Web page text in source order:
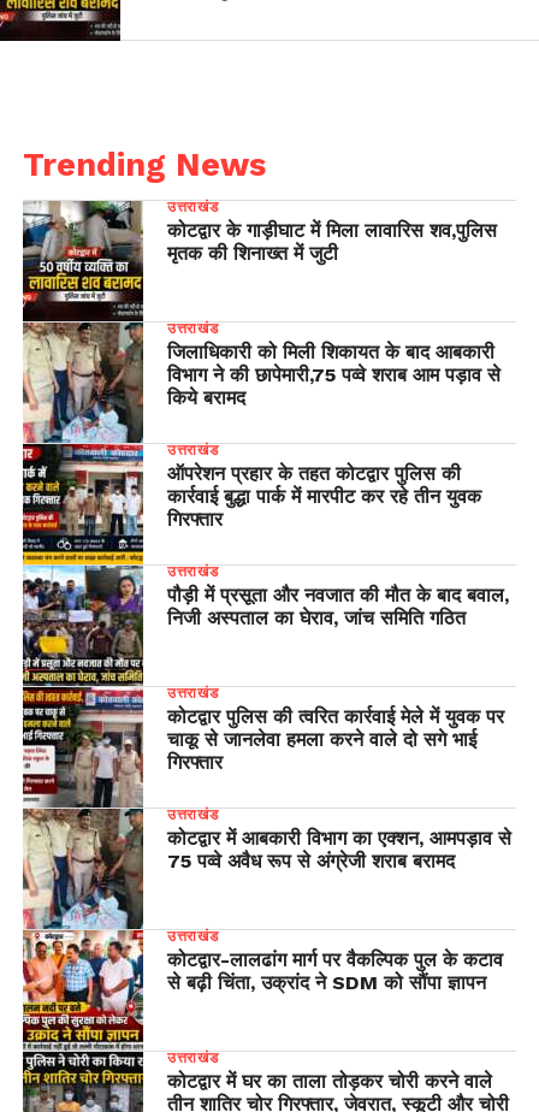
Trending News
उत्तराखंड
कोटद्वार के गाड़ीघाट में मिला लावारिस शव,पुलिस
मृतक की शिनाख्त में जुटी
उत्तराखंड
जिलाधिकारी को मिली शिकायत के बाद आबकारी
विभाग ने की छापेमारी,75 पव्वे शराब आम पड़ाव से
किये बरामद
उत्तराखंड
ऑपरेशन प्रहार के तहत कोटद्वार पुलिस की
कार्रवाई बुद्धा पार्क में मारपीट कर रहे तीन युवक
गिरफ्तार
उत्तराखंड
पौड़ी में प्रसूता और नवजात की मौत के बाद बवाल,
निजी अस्पताल का घेराव, जांच समिति गठित
उत्तराखंड
कोटद्वार पुलिस की त्वरित कार्रवाई मेले में युवक पर
चाकू से जानलेवा हमला करने वाले दो सगे भाई
गिरफ्तार
उत्तराखंड
कोटद्वार में आबकारी विभाग का एक्शन, आमपड़ाव से
75 पव्वे अवैध रूप से अंग्रेजी शराब बरामद
उत्तराखंड
​कोटद्वार-लालढांग मार्ग पर वैकल्पिक पुल के कटाव
से बढ़ी चिंता, उक्रांद ने SDM को सौंपा ज्ञापन
उत्तराखंड
कोटद्वार में घर का ताला तोड़कर चोरी करने वाले
तीन शातिर चोर गिरफ्तार, जेवरात, स्कूटी और चोरी